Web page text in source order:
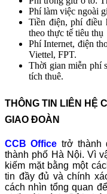
Phí làm việc ngoài
Tiền điện, phí điều
theo thực tế tiêu thụ
Phí Internet, điện
Viettel, FPT.
Thời gian miễn phí
tích thuê.
THÔNG TIN LIÊN HỆ
GIAO ĐOÀN
CCB Office trở thành
thành phố Hà Nội. Vì
kiếm mặt bằng một
tin đầy đủ và chính
cách nhìn tổng quan